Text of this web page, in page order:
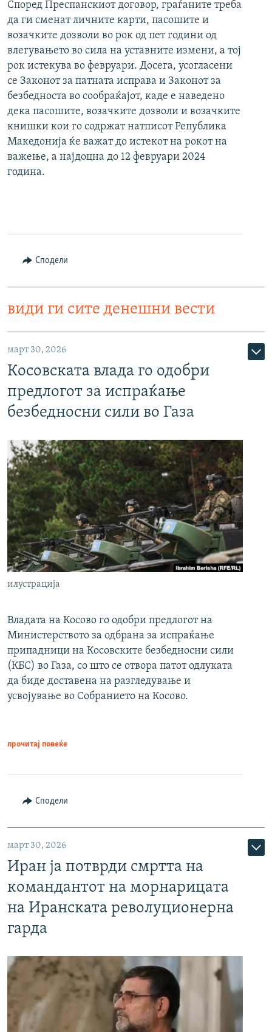
Според Преспанскиот договор, граѓаните треба
да ги сменат личните карти, пасошите и
возачките дозволи во рок од пет години од
влегувањето во сила на уставните измени, а тој
рок истекува во февруари. Досега, усогласени
се Законот за патната исправа и Законот за
безбедноста во сообраќајот, каде е наведено
дека пасошите, возачките дозволи и возачките
книшки кои го содржат натписот Република
Македонија ќе важат до истекот на рокот на
важење, а најдоцна до 12 февруари 2024
година.
Сподели
види ги сите денешни вести
март 30, 2026
Косовската влада го одобри
предлогот за испраќање
безбедносни сили во Газа
илустрација
Владата на Косово го одобри предлогот на
Министерството за одбрана за испраќање
припадници на Косовските безбедносни сили
(КБС) во Газа, со што се отвора патот одлуката
да биде доставена на разгледување и
усвојување во Собранието на Косово.
прочитај повеќе
Сподели
март 30, 2026
Иран ја потврди смртта на
командантот на морнарицата
на Иранската револуционерна
гарда